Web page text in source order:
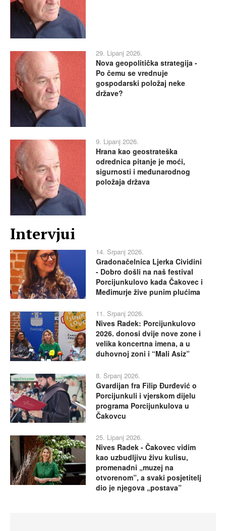
29. Lipanj 2026.
Nova geopolitička strategija -
Po čemu se vrednuje
gospodarski položaj neke
države?
9. Lipanj 2026.
Hrana kao geostrateška
odrednica pitanje je moći,
sigurnosti i međunarodnog
položaja država
Intervjui
14. Srpanj 2026.
Gradonačelnica Ljerka Cividini
- Dobro došli na naš festival
Porcijunkulovo kada Čakovec i
Međimurje žive punim plućima
11. Srpanj 2026.
Nives Radek: Porcijunkulovo
2026. donosi dvije nove zone i
velika koncertna imena, a u
duhovnoj zoni i “Mali Asiz”
8. Srpanj 2026.
Gvardijan fra Filip Đurđević o
Porcijunkuli i vjerskom dijelu
programa Porcijunkulova u
Čakovcu
25. Lipanj 2026.
Nives Radek - Čakovec vidim
kao uzbudljivu živu kulisu,
promenadni „muzej na
otvorenom”, a svaki posjetitelj
dio je njegova „postava”